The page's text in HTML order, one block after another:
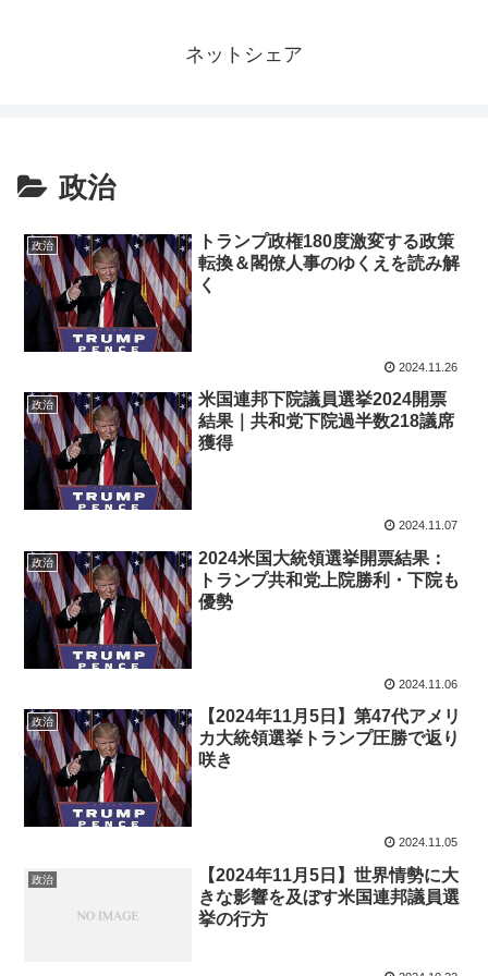
ネットシェア
政治
政治
トランプ政権180度激変する政策
転換＆閣僚人事のゆくえを読み解
く
2024.11.26
政治
米国連邦下院議員選挙2024開票
結果｜共和党下院過半数218議席
獲得
2024.11.07
政治
2024米国大統領選挙開票結果：
トランプ共和党上院勝利・下院も
優勢
2024.11.06
政治
【2024年11月5日】第47代アメリ
カ大統領選挙トランプ圧勝で返り
咲き
2024.11.05
政治
【2024年11月5日】世界情勢に大
きな影響を及ぼす米国連邦議員選
挙の行方